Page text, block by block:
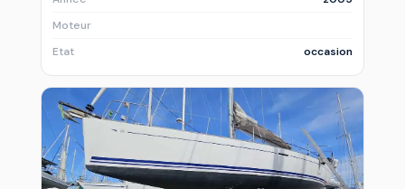
Moteur
Etat
occasion